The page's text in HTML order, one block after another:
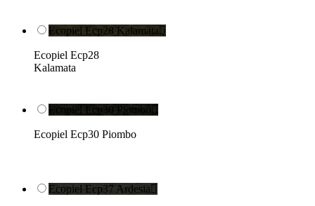
Ecopiel Ecp28 Kalamata
Ecopiel Ecp28
Kalamata
Ecopiel Ecp30 Piombo 
Ecopiel Ecp30 Piombo
Ecopiel Ecp37 Ardesia